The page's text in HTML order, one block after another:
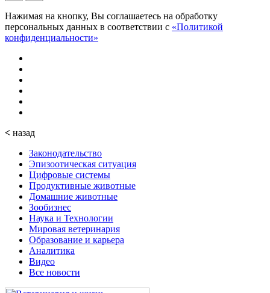
Нажимая на кнопку, Вы соглашаетесь на обработку
персональных данных в соответствии с «Политикой
конфиденциальности»
< назад
Законодательство
Эпизоотическая ситуация
Цифровые системы
Продуктивные животные
Домашние животные
Зообизнес
Наука и Технологии
Мировая ветеринария
Образование и карьера
Аналитика
Видео
Все новости